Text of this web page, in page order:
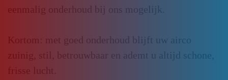
eenmalig onderhoud bij ons mogelijk.
Kortom: met goed onderhoud blijft uw airco
zuinig, stil, betrouwbaar en ademt u altijd schone,
frisse lucht.